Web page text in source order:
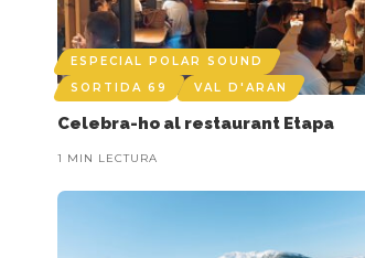
ESPECIAL POLAR SOUND
SORTIDA 69
VAL D'ARAN
Celebra-ho al restaurant Etapa
1 MIN LECTURA